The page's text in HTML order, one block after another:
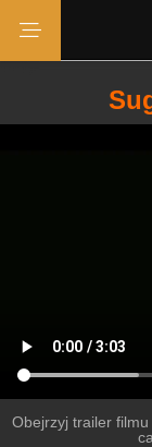
Obejrzyj trailer